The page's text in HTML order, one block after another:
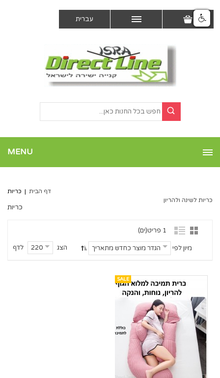
עברית
MENU
דף הבית | כריות
כריות
כריות לשינה ולהריון
1 פריט(ים)
הצג 220 לדף מיון לפי הגדר מוצר כחדש מתאריך
SALE